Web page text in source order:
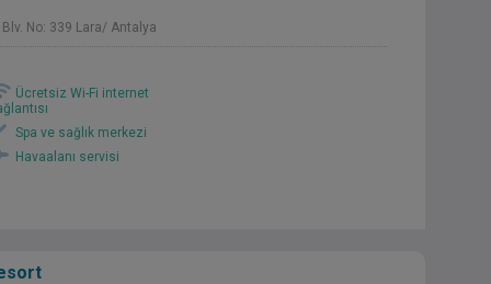
No: 339 Lara/ Antalya
Ücretsiz Wi-Fi internet
Spa ve sağlık merkezi
Havaalanı servisi